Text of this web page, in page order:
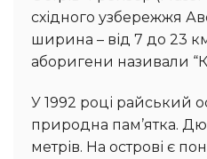
східного узбережжя
ширина – від 7 до 23
аборигени називали
У 1992 році райський острів Фрейзер був включений до списку Світової спадщини ЮНЕСКО як неповторна
природна пам’ятка.
метрів. На острові є